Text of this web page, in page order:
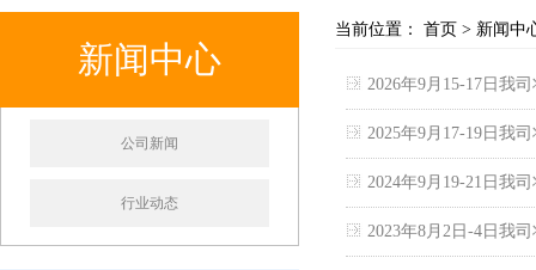
新闻中心
公司新闻
行业动态
当前位置： 首页 > 新闻中
2026年9月15-17日我
2025年9月17-19日我
2024年9月19-21日我
2023年8月2日-4日我